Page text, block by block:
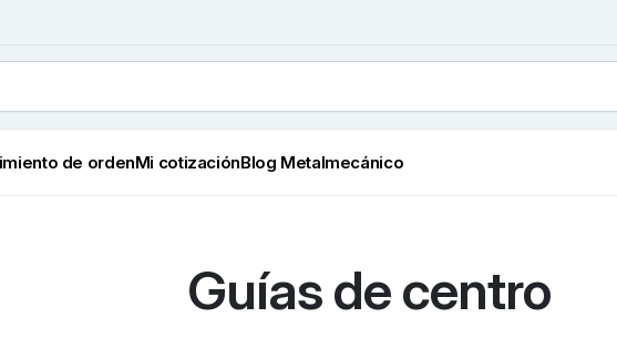
de ordenMi cotizaciónBlog Metalmecánico
Guías de centro